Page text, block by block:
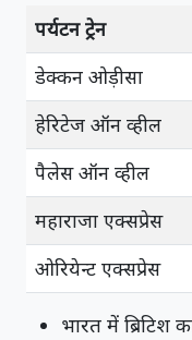
पर्यटन ट्रेन
डेक्कन ओड़ीसा
हेरिटेज ऑन व्हील
पैलेस ऑन व्हील
महाराजा एक्सप्रेस
ओरियेन्ट एक्सप्रेस
भारत में ब्रिटिश